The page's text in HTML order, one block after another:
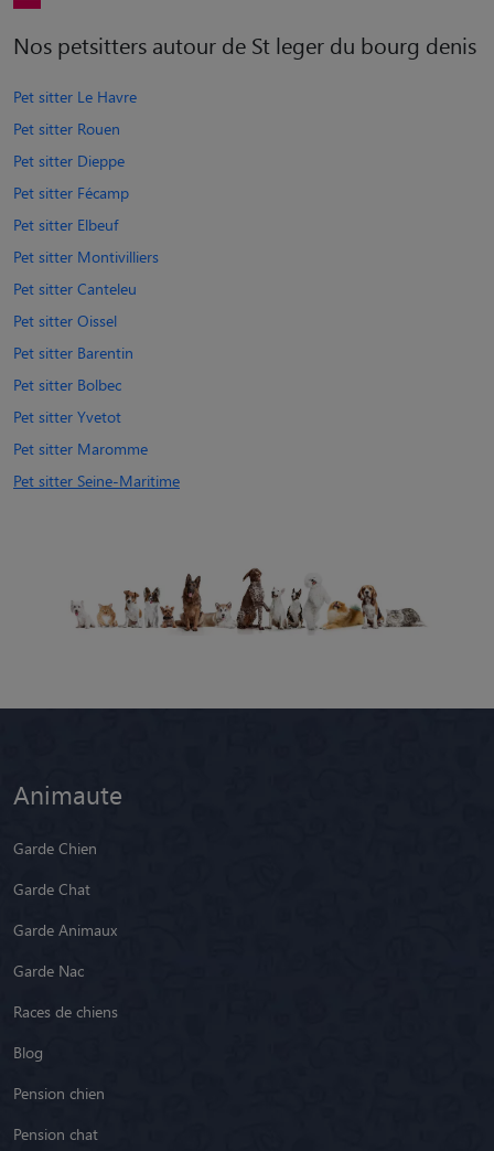
Nos petsitters autour de St leger du bourg denis
Pet sitter Le Havre
Pet sitter Rouen
Pet sitter Dieppe
Pet sitter Fécamp
Pet sitter Elbeuf
Pet sitter Montivilliers
Pet sitter Canteleu
Pet sitter Oissel
Pet sitter Barentin
Pet sitter Bolbec
Pet sitter Yvetot
Pet sitter Maromme
Pet sitter Seine-Maritime
Animaute
Garde Chien
Garde Chat
Garde Animaux
Garde Nac
Races de chiens
Blog
Pension chien
Pension chat